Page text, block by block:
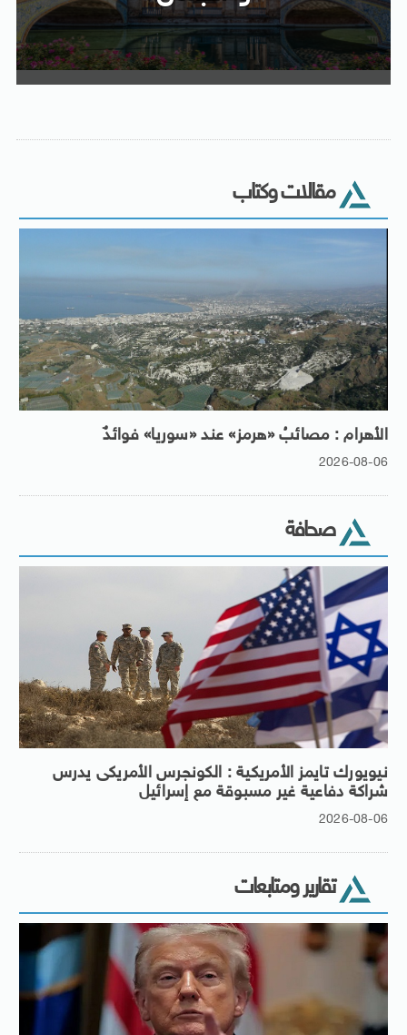
مقالات وكتاب
الأهرام : مصائبُ «هرمز» عند «سوريا» فوائدٌ
2026-08-06
صحافة
نيويورك تايمز الأمريكية : الكونجرس الأمريكى يدرس
شراكة دفاعية غير مسبوقة مع إسرائيل
2026-08-06
تقارير ومتابعات